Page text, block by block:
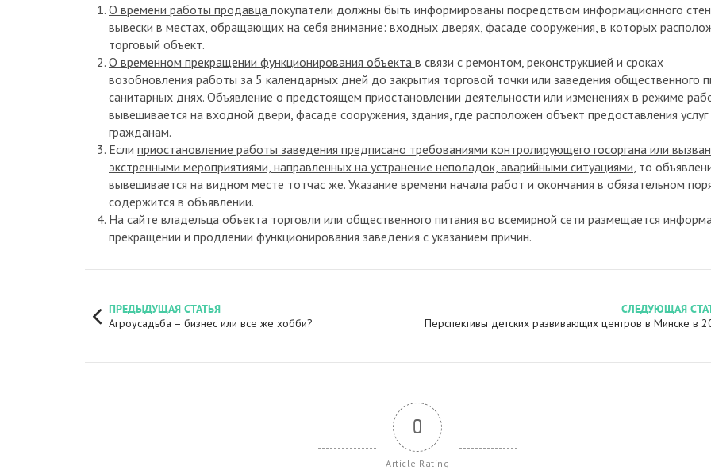
О времени работы продавца покупатели должны быть информированы посредством информационного
вывески в местах, обращающих на себя внимание: входных дверях, фасаде сооружения, в которых
торговый объект.
О временном прекращении функционирования объекта в связи с ремонтом, реконструкцией и сроках
возобновления работы за 5 календарных дней до закрытия торговой точки или заведения общественного
санитарных днях. Объявление о предстоящем приостановлении деятельности или изменениях в режиме
вывешивается на входной двери, фасаде сооружения, здания, где расположен объект предоставления услуг
гражданам.
Если приостановление работы заведения предписано требованиями контролирующего госоргана или
экстренными мероприятиями, направленных на устранение неполадок, аварийными ситуациями , то
вывешивается на видном месте тотчас же. Указание времени начала работ и окончания в обязательном
содержится в объявлении.
На сайте владельца объекта торговли или общественного питания во всемирной сети размещается
прекращении и продлении функционирования заведения с указанием причин.
ПРЕДЫДУЩАЯ СТАТЬЯ
Агроусадьба – бизнес или все же хобби?
СЛЕДУЮЩАЯ
Перспективы детских развивающих центров в Минске в
0
Article Rating